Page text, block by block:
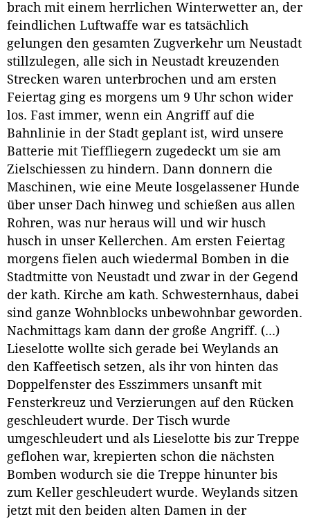
brach mit einem herrlichen Winterwetter an, der
feindlichen Luftwaffe war es tatsächlich
gelungen den gesamten Zugverkehr um Neustadt
stillzulegen, alle sich in Neustadt kreuzenden
Strecken waren unterbrochen und am ersten
Feiertag ging es morgens um 9 Uhr schon wider
los. Fast immer, wenn ein Angriff auf die
Bahnlinie in der Stadt geplant ist, wird unsere
Batterie mit Tieffliegern zugedeckt um sie am
Zielschiessen zu hindern. Dann donnern die
Maschinen, wie eine Meute losgelassener Hunde
über unser Dach hinweg und schießen aus allen
Rohren, was nur heraus will und wir husch
husch in unser Kellerchen. Am ersten Feiertag
morgens fielen auch wiedermal Bomben in die
Stadtmitte von Neustadt und zwar in der Gegend
der kath. Kirche am kath. Schwesternhaus, dabei
sind ganze Wohnblocks unbewohnbar geworden.
Nachmittags kam dann der große Angriff. (...)
Lieselotte wollte sich gerade bei Weylands an
den Kaffeetisch setzen, als ihr von hinten das
Doppelfenster des Esszimmers unsanft mit
Fensterkreuz und Verzierungen auf den Rücken
geschleudert wurde. Der Tisch wurde
umgeschleudert und als Lieselotte bis zur Treppe
geflohen war, krepierten schon die nächsten
Bomben wodurch sie die Treppe hinunter bis
zum Keller geschleudert wurde. Weylands sitzen
jetzt mit den beiden alten Damen in der